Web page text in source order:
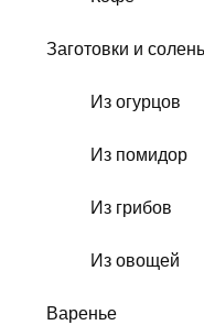
Заготовки и
Из огурцов
Из помидор
Из грибов
Из овощей
Варенье